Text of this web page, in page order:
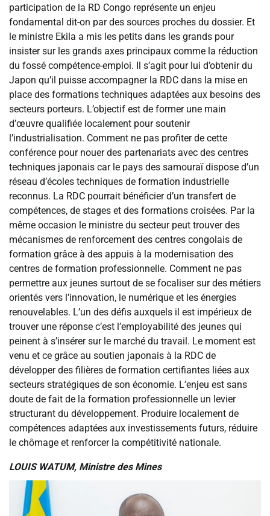
participation de la RD Congo représente un enjeu
fondamental dit-on par des sources proches du dossier. Et
le ministre Ekila a mis les petits dans les grands pour
insister sur les grands axes principaux comme la réduction
du fossé compétence-emploi. Il s’agit pour lui d’obtenir du
Japon qu’il puisse accompagner la RDC dans la mise en
place des formations techniques adaptées aux besoins des
secteurs porteurs. L’objectif est de former une main
d’œuvre qualifiée localement pour soutenir
l’industrialisation. Comment ne pas profiter de cette
conférence pour nouer des partenariats avec des centres
techniques japonais car le pays des samouraï dispose d’un
réseau d’écoles techniques de formation industrielle
reconnus. La RDC pourrait bénéficier d’un transfert de
compétences, de stages et des formations croisées. Par la
même occasion le ministre du secteur peut trouver des
mécanismes de renforcement des centres congolais de
formation grâce à des appuis à la modernisation des
centres de formation professionnelle. Comment ne pas
permettre aux jeunes surtout de se focaliser sur des métiers
orientés vers l’innovation, le numérique et les énergies
renouvelables. L’un des défis auxquels il est impérieux de
trouver une réponse c’est l’employabilité des jeunes qui
peinent à s’insérer sur le marché du travail. Le moment est
venu et ce grâce au soutien japonais à la RDC de
développer des filières de formation certifiantes liées aux
secteurs stratégiques de son économie. L’enjeu est sans
doute de fait de la formation professionnelle un levier
structurant du développement. Produire localement de
compétences adaptées aux investissements futurs, réduire
le chômage et renforcer la compétitivité nationale.
LOUIS WATUM, Ministre des Mines